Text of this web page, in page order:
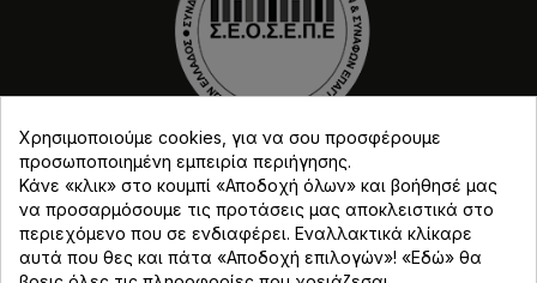
Χρησιμοποιούμε cookies, για να σου προσφέρουμε
προσωποποιημένη εμπειρία περιήγησης.
Κάνε «κλικ» στο κουμπί «Αποδοχή όλων» και βοήθησέ μας
να προσαρμόσουμε τις προτάσεις μας αποκλειστικά στο
περιεχόμενο που σε ενδιαφέρει. Εναλλακτικά κλίκαρε
αυτά που θες και πάτα «Αποδοχή επιλογών»! «Εδώ» θα